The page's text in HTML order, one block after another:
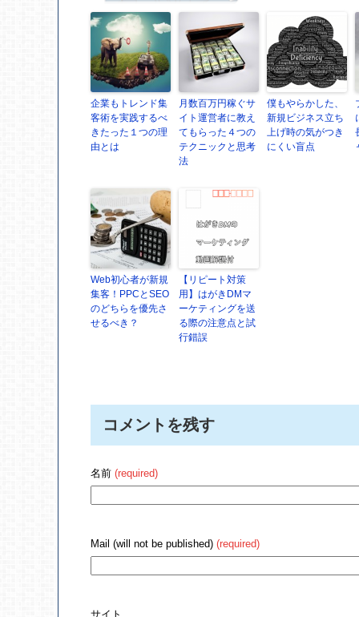
企業もトレンド集
客術を実践するべ
きたった１つの理
由とは
月数百万円稼ぐサ
イト運営者に教え
てもらった４つの
テクニックと思考
法
僕もやらかした、
新規ビジネス立ち
上げ時の気がつき
にくい盲点
Web初心者が新規
集客！PPCとSEO
のどちらを優先さ
せるべき？
【リピート対策
用】はがきDMマ
ーケティングを送
る際の注意点と試
行錯誤
コメントを残す
名前 (required)
Mail (will not be published) (required)
サイト